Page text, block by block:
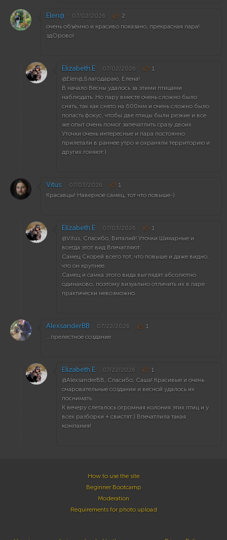
Elen@ 07/02/2026 2
очень объёмно и красиво показано, прекрасная пара!
здОрово!
Elizabeth.E 07/02/2026 1
@Elen@,Благодараю, Елена!
В начало Весны удалось за этими птицами
наблюдать. Но пару вместе очень сложно было
снять, так как снято на 600мм и очень сложно было
попасть фокус, чтобы две птицы были резкие и все
же опыт очень помог запечатлить сразу двоих.
Уточки очень интересные и пара постоянно
прилетали в раннее утро и охраняли территорию и
других гоняют:)
Vitus 07/03/2026 1
Красавцы! Наверное самец, тот что повыше-)
Elizabeth.E 07/03/2026 1
@Vitus, Спасибо, Виталий! Уточки Шикарные и
вcегда этот вид Впечатляют.
Самец Скорей всего тот, что повыше и даже видно,
что он крупнее.
Самец и самка этого вида выглядят абсолютно
одинаково, поэтому визуально отличить их в паре
практически невозможно.
AlexsanderBB 07/22/2026 1
...прелестное создание
Elizabeth.E 07/22/2026 1
@AlexsanderBB, Cпасибо, Саша! Красивые и очень
очаровательные создании и весной удалось их
поснимать.
К вечеру слеталось огромная колония этих птиц и у
всех разборки + свистят:) Впечатлила такая
компания!
How to use the site
Beginner Bootcamp
Moderation
Requirements for photo upload